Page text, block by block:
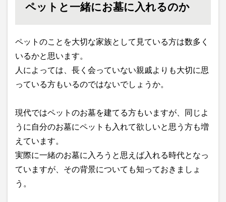
ペットと一緒にお墓に入れるのか
ペットのことを大切な家族として見ている方は数多く
いるかと思います。
人によっては、長く会っていない親戚よりも大切に思
っている方もいるのではないでしょうか。
現代ではペットのお墓を建てる方もいますが、同じよ
うに自分のお墓にペットも入れて欲しいと思う方も増
えています。
実際に一緒のお墓に入ろうと思えば入れる時代となっ
ていますが、その背景についても知っておきましょ
う。